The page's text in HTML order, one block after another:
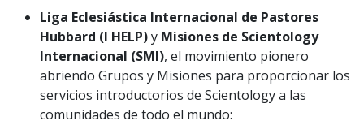
Liga Eclesiástica Internacional de Pastores
Hubbard (I HELP)y Misiones de Scientology
Internacional (SMI), el movimiento pionero
abriendo Grupos y Misiones para proporcionar los
servicios introductorios de Scientology a las
comunidades de todo el mundo: